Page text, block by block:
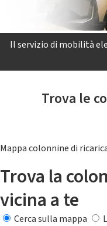
Il servizio di mobilità
Trova le
Mappa colonnine di
Trova la
vicina a te
Cerca sulla mappa